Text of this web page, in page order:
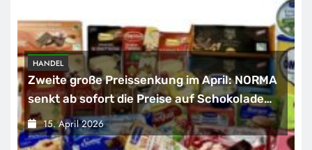
HANDEL
Zweite große Preissenkung im April: NORMA
senkt ab sofort die Preise auf Schokolade
und Käse um bis zu 16 Prozent / Mit
LECKERROM, CREMISEE, EXCELSIOR süßer
15. April 2026